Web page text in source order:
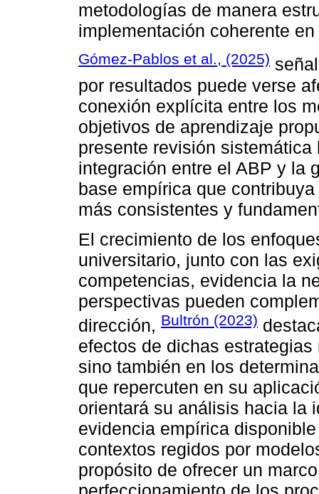
metodologías de manera
implementación coherente
Gómez-Pablos et al., (2025)
por resultados puede verse
conexión explícita entre los
objetivos de aprendizaje
presente revisión
integración entre el ABP y la
base empírica que
más consistentes y
El crecimiento de los
universitario, junto con las
competencias, evidencia la
perspectivas pueden
dirección, Bultrón (2023)
efectos de dichas
sino también en los
que repercuten en su
orientará su análisis hacia la
evidencia empírica
contextos regidos por
propósito de ofrecer un